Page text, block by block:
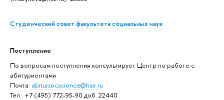
Студенческий совет факультета социальных наук
Поступление
По вопросам поступления консультирует Центр по работе с
абитуриентами
Почта: abitursocscience@hse.ru
Тел.: +7 (495) 772-95-90 доб. 22440